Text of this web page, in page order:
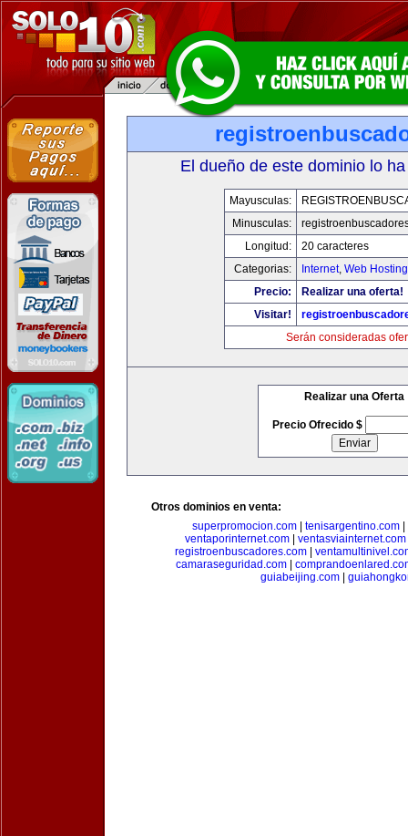
El dueño de este dominio lo
Mayusculas:
Minusculas:
Longitud:
20 caracteres
Categorias:
Internet, Web
Precio:
Realizar una oferta!
Visitar!
Serán consideradas
Realizar una Oferta
Precio Ofrecido $
Otros dominios en venta:
superpromocion.com
tenisargentino.com
ventaporinternet.com
ventasviainternet.com
registroenbuscadores.com
camaraseguridad.com
guiabeijing.com|